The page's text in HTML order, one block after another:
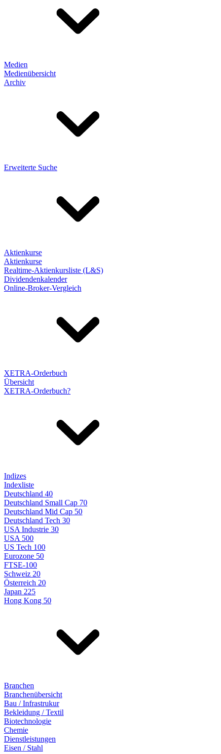
Medien
Medienübersicht
Archiv
Erweiterte Suche
Aktienkurse
Aktienkurse
Realtime-Aktienkursliste (L&S)
Dividendenkalender
Online-Broker-Vergleich
XETRA-Orderbuch
Übersicht
XETRA-Orderbuch?
Indizes
Indexliste
Deutschland 40
Deutschland Small Cap 70
Deutschland Mid Cap 50
Deutschland Tech 30
USA Industrie 30
USA 500
US Tech 100
Eurozone 50
FTSE-100
Schweiz 20
Österreich 20
Japan 225
Hong Kong 50
Branchen
Branchenübersicht
Bau / Infrastrukur
Bekleidung / Textil
Biotechnologie
Chemie
Dienstleistungen
Eisen / Stahl